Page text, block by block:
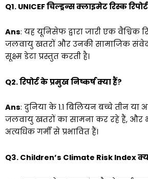
Q1. UNICEF चिल्ड्रन्स क्लाइमेट रिस्क
Ans: यह यूनिसेफ द्वारा जारी एक वैश्विक
जलवायु खतरों और उनकी सामाजिक
सूक्ष्म डेटा प्रस्तुत करती है।
Q2. रिपोर्ट के प्रमुख निष्कर्ष क्या हैं?
Ans: दुनिया के 1.1 बिलियन बच्चे तीन
जलवायु खतरों का सामना कर रहे हैं, और
अत्यधिक गर्मी से प्रभावित हैं।
Q3. Children’s Climate Risk Index